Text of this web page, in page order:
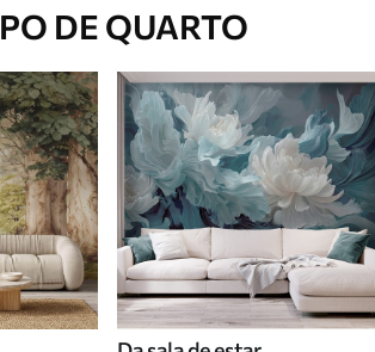
DE QUARTO